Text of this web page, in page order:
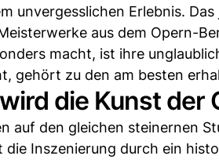
unvergesslichen Erlebnis.
aus dem Opern-
macht, ist ihre
gehört zu den am besten
die Kunst der
auf den gleichen steinernen
Inszenierung durch ein